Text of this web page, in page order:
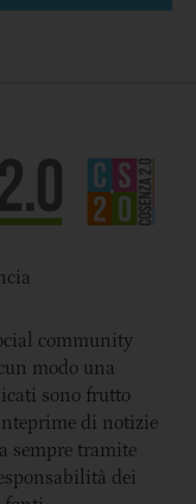
community
modo una
sono frutto
di notizie
sempre tramite
dei